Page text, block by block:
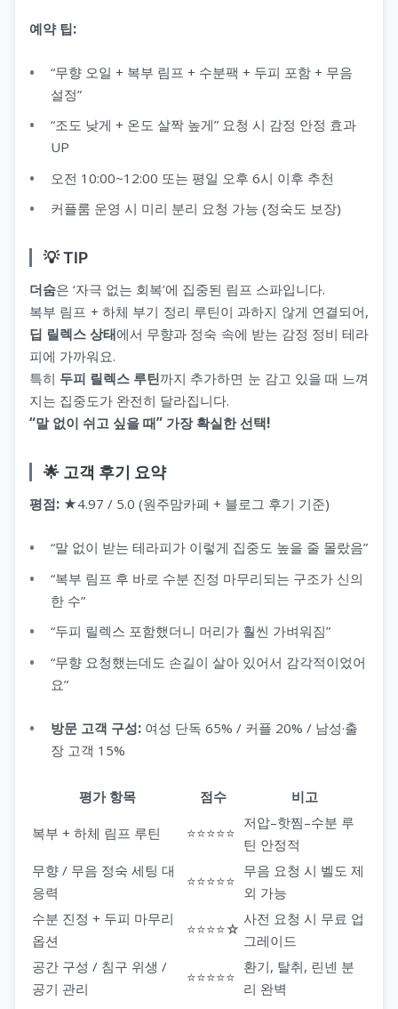
예약 팁:
“무향 오일 + 복부 림프 + 수분팩 + 두피 포함 + 무음
설정”
“조도 낮게 + 온도 살짝 높게” 요청 시 감정 안정 효과
UP
오전 10:00~12:00 또는 평일 오후 6시 이후 추천
커플룸 운영 시 미리 분리 요청 가능 (정숙도 보장)
💡 TIP
더숨은 ‘자극 없는 회복’에 집중된 림프 스파입니다.
복부 림프 + 하체 부기 정리 루틴이 과하지 않게 연결되어,
딥 릴렉스 상태에서 무향과 정숙 속에 받는 감정 정비 테라
피에 가까워요.
특히 두피 릴렉스 루틴까지 추가하면 눈 감고 있을 때 느껴
지는 집중도가 완전히 달라집니다.
“말 없이 쉬고 싶을 때” 가장 확실한 선택!
🌟 고객 후기 요약
평점: ★4.97 / 5.0 (원주맘카페 + 블로그 후기 기준)
“말 없이 받는 테라피가 이렇게 집중도 높을 줄 몰랐음”
“복부 림프 후 바로 수분 진정 마무리되는 구조가 신의
한 수”
“두피 릴렉스 포함했더니 머리가 훨씬 가벼워짐”
“무향 요청했는데도 손길이 살아 있어서 감각적이었어
요”
방문 고객 구성: 여성 단독 65% / 커플 20% / 남성·출
장 고객 15%
평가 항목 점수 비고
복부 + 하체 림프 루틴 ⭐⭐⭐⭐⭐
저압–핫찜–수분 루
틴 안정적
무향 / 무음 정숙 세팅 대
응력
⭐⭐⭐⭐⭐
무음 요청 시 벨도 제
외 가능
수분 진정 + 두피 마무리
옵션
⭐⭐⭐⭐☆
사전 요청 시 무료 업
그레이드
공간 구성 / 침구 위생 /
공기 관리
⭐⭐⭐⭐⭐
환기, 탈취, 린넨 분
리 완벽